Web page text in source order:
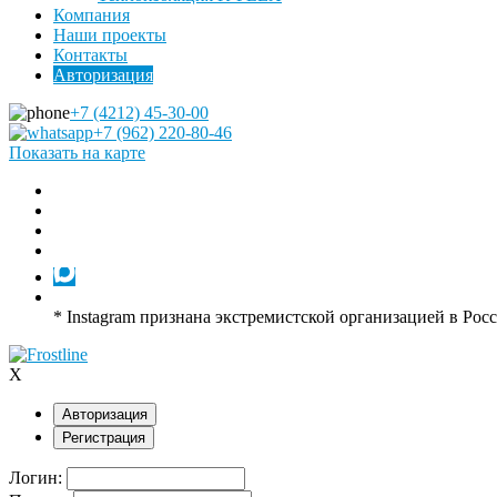
Компания
Наши проекты
Контакты
Авторизация
+7 (4212) 45-30-00
+7 (962) 220-80-46
Показать на карте
* Instagram признана экстремистской организацией в
X
Авторизация
Регистрация
Логин: